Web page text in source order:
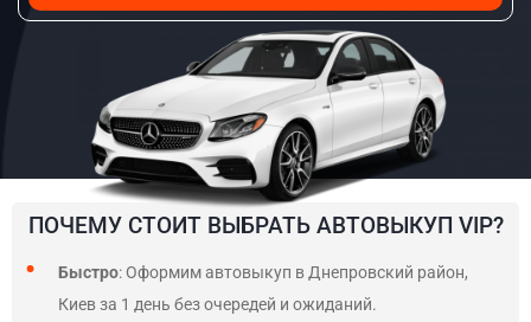
ПОЧЕМУ СТОИТ ВЫБРАТЬ АВТОВЫКУП VIP?
Быстро: Оформим автовыкуп в Днепровский район,
Киев за 1 день без очередей и ожиданий.